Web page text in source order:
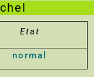
Etat
normal